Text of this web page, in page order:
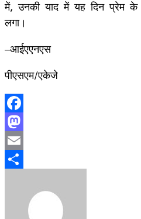
में, उनकी याद में यह दिन प्रेम
लगा।
–आईएएनएस
पीएसएम/एकेजे
Facebook
Mastodon
Email